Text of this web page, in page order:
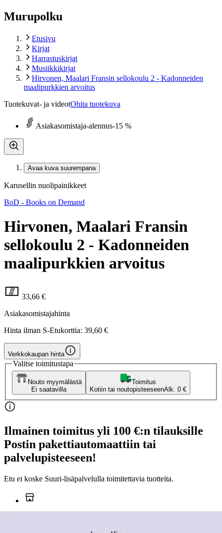
Murupolku
Etusivu
Kirjat
Harrastuskirjat
Musiikkikirjat
Hirvonen, Maalari Fransin sellokoulu 2 - Kadonneiden
maalipurkkien arvoitus
Tuotekuvat- ja videotOhita tuotekuva
Asiakasomistaja-alennus-15 %
Avaa kuva suurempana
Karusellin nuolipainikkeet
BoD - Books on Demand
Hirvonen, Maalari Fransin
sellokoulu 2 - Kadonneiden
maalipurkkien arvoitus
33,66 €
Asiakasomistajahinta
Hinta ilman S-Etukorttia: 39,60 €
Verkkokaupan hinta
Valitse toimitustapa
Nouto myymälästä
Ei saatavilla
Toimitus
Kotiin tai noutopisteeseenAlk. 0 €
Ilmainen toimitus yli 100 €:n tilauksille
Postin pakettiautomaattiin tai
palvelupisteeseen!
Etu ei koske Suuri‑lisäpalvelulla toimitettavia tuotteita.